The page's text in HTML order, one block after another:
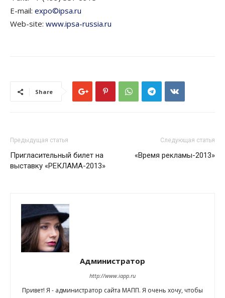
E-mail: expo©ipsa.ru
Web-site: www.ipsa-russia.ru
Share
Предыдущая статья
Пригласительный билет на
выставку «РЕКЛАМА-2013»
Следующая статья
«Время рекламы-2013»
Администратор
http://www.iapp.ru
Привет! Я - администратор сайта МАПП. Я очень хочу, чтобы